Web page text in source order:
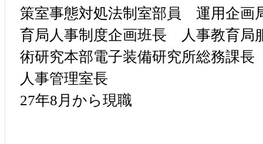
策室事態対処法制室部員 運用企
育局人事制度企画班長 人事教育
術研究本部電子装備研究所総務課
人事管理室長
27年8月から現職